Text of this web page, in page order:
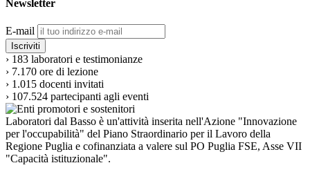
Newsletter
E-mail
› 183 laboratori e testimonianze
› 7.170 ore di lezione
› 1.015 docenti invitati
› 107.524 partecipanti agli eventi
Laboratori dal Basso è un'attività inserita nell'Azione "Innovazione
per l'occupabilità" del Piano Straordinario per il Lavoro della
Regione Puglia e cofinanziata a valere sul PO Puglia FSE, Asse VII
"Capacità istituzionale".